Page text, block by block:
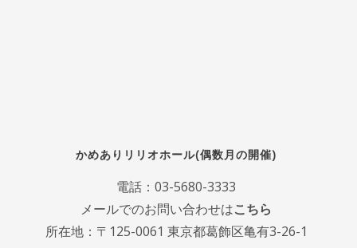
かめありリリオホール(偶数月の開催)
電話：03-5680-3333
メールでのお問い合わせはこちら
所在地：〒125-0061 東京都葛飾区亀有3-26-1